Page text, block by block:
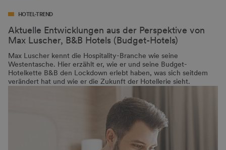
HOTEL-TREND
Aktuelle Entwicklungen aus der Perspektive von
Max Luscher, B&B Hotels (Budget-Hotels)
Max Luscher kennt die Hospitality-Branche wie seine
Westentasche. Hier erzählt er, wie er und seine Budget-
Hotelkette B&B den Lockdown erlebt haben, was sich seitdem
verändert hat und wie er die Zukunft der Hotellerie sieht.